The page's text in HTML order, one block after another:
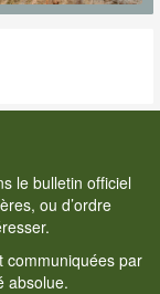
le bulletin officiel
ou d’ordre
communiquées par
absolue.